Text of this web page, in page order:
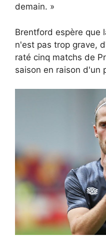
demain. »
Brentford espère que
n'est pas trop grave,
raté cinq matchs de
saison en raison d'un